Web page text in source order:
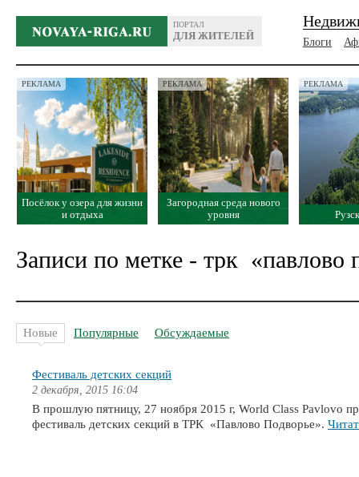
ПОРТАЛ
ДЛЯ ЖИТЕЛЕЙ
Блоги
РЕКЛАМА
Посёлок у озера для жизни
и отдыха
РЕКЛАМА
Загородная среда нового
уровня
РЕКЛАМА
Записи по метке - трк ‪‎ «павлово
Новые Популярные Обсуждаемые
Фестиваль детских секций
2 декабря, 2015 16:04
В прошлую пятницу, 27 ноября 2015 г, ‪‎World Class Pavlovo
фестиваль детских секций в ТРК ‪‎ «Павлово Подворье».